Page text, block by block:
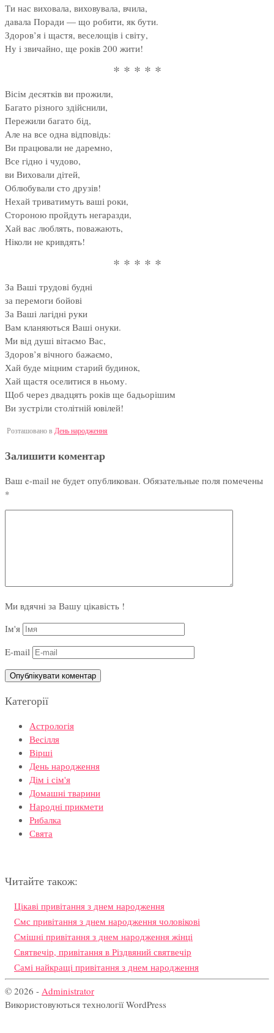
Ти нас виховала, виховувала, вчила,
давала Поради — що робити, як бути.
Здоров’я і щастя, веселощів і світу,
Ну і звичайно, ще років 200 жити!
* * * * *
Вісім десятків ви прожили,
Багато різного здійснили,
Пережили багато бід,
Але на все одна відповідь:
Ви працювали не даремно,
Все гідно і чудово,
ви Виховали дітей,
Облюбували сто друзів!
Нехай триватимуть ваші роки,
Стороною пройдуть негаразди,
Хай вас люблять, поважають,
Ніколи не кривдять!
* * * * *
За Ваші трудові будні
за перемоги бойові
За Ваші лагідні руки
Вам кланяються Ваші онуки.
Ми від душі вітаємо Вас,
Здоров’я вічного бажаємо,
Хай буде міцним старий будинок,
Хай щастя оселитися в ньому.
Щоб через двадцять років ще бадьорішим
Ви зустріли столітній ювілей!
Розташовано в День народження
Залишити коментар
Ваш e-mail не будет опубликован. Обязательные поля помечены
*
Ми вдячні за Вашу цікавість !
Ім'я
E-mail
Категорії
Астрологія
Весілля
Вірші
День народження
Дім і сім'я
Домашні тварини
Народні прикмети
Рибалка
Свята
Читайте також:
Цікаві привітання з днем народження
Смс привітання з днем народження чоловікові
Смішні привітання з днем народження жінці
Святвечір, привітання в Різдвяний святвечір
Самі найкращі привітання з днем народження
© 2026 - Administrator
Використовуються технології WordPress